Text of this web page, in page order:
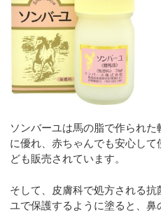
ソンバーユは馬の脂で作られ
に優れ、赤ちゃんでも安心し
ども販売されています。
そして、皮膚科で処方される
ユで保護するように塗ると、鼻